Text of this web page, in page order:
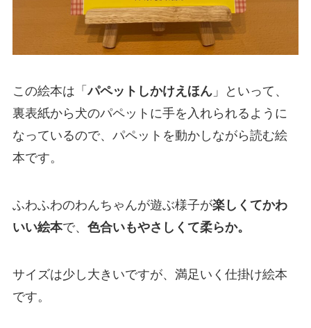
この絵本は「パペットしかけえほん」といって、
裏表紙から犬のパペットに手を入れられるように
なっているので、パペットを動かしながら読む絵
本です。
ふわふわのわんちゃんが遊ぶ様子が楽しくてかわ
いい絵本で、 色合いもやさしくて柔らか。
サイズは少し大きいですが、満足いく仕掛け絵本
です。